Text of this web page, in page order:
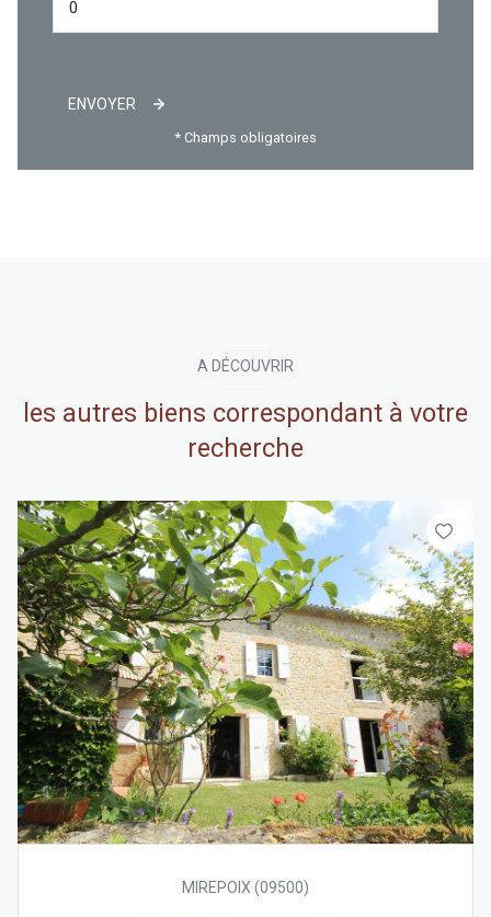
ENVOYER
* Champs obligatoires
A DÉCOUVRIR
les autres biens correspondant à votre
recherche
MIREPOIX (09500)